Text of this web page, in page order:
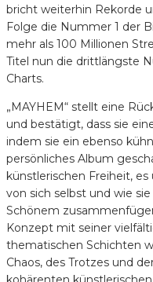
bricht weiterhin Rekorde
Folge die Nummer 1 der
mehr als 100 Millionen
Titel nun die drittlängste
Charts.
„MAYHEM“ stellt eine
und bestätigt, dass sie
indem sie ein ebenso
persönliches Album
künstlerischen Freiheit,
von sich selbst und wie
Schönem
Konzept mit seiner
thematischen Schichten
Chaos, des Trotzes und